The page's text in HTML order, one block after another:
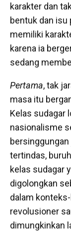
karakter dan
bentuk dan isu
memiliki
karena ia
sedang
Pertama, tak
masa itu
Kelas sudagar
nasionalisme
tertindas,
kelas sudagar
digolongkan
dalam
revolusioner
dimungkinkan